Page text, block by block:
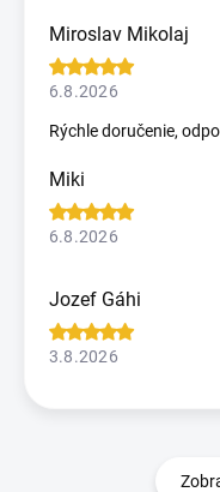
Miroslav Mikolaj
6.8.2026
Rýchle doručenie,
Miki
6.8.2026
Jozef Gáhi
3.8.2026